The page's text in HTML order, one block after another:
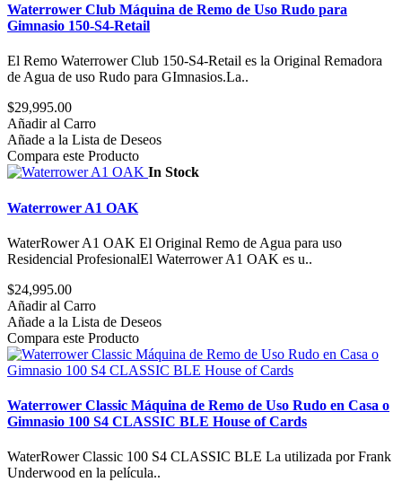
Waterrower Club Máquina de Remo de Uso Rudo para
Gimnasio 150-S4-Retail
El Remo Waterrower Club 150-S4-Retail es la Original Remadora
de Agua de uso Rudo para GImnasios. La..
$29,995.00
Añadir al Carro
Añade a la Lista de Deseos
Compara este Producto
In Stock
Waterrower A1 OAK
WaterRower A1 OAK El Original Remo de Agua para uso
Residencial ProfesionalEl Waterrower A1 OAK es u..
$24,995.00
Añadir al Carro
Añade a la Lista de Deseos
Compara este Producto
Waterrower Classic Máquina de Remo de Uso Rudo en Casa o
Gimnasio 100 S4 CLASSIC BLE House of Cards
WaterRower Classic 100 S4 CLASSIC BLE La utilizada por Frank
Underwood en la película..